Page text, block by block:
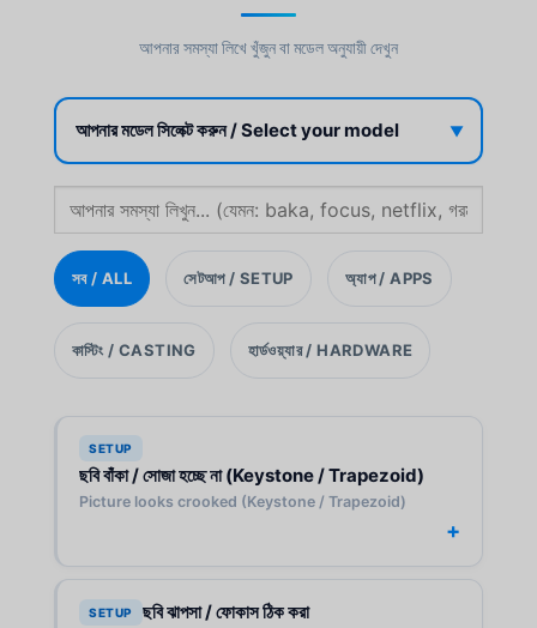
আপনার সমস্যা লিখে খুঁজুন বা মডেল অনুযায়ী দেখুন
সব / ALL সেটআপ / SETUP অ্যাপ / APPS
কাস্টিং / CASTING হার্ডওয়্যার / HARDWARE
SETUP
ছবি বাঁকা / সোজা হচ্ছে না (Keystone / Trapezoid)
Picture looks crooked (Keystone / Trapezoid)
SETUP ছবি ঝাপসা / ফোকাস ঠিক করা